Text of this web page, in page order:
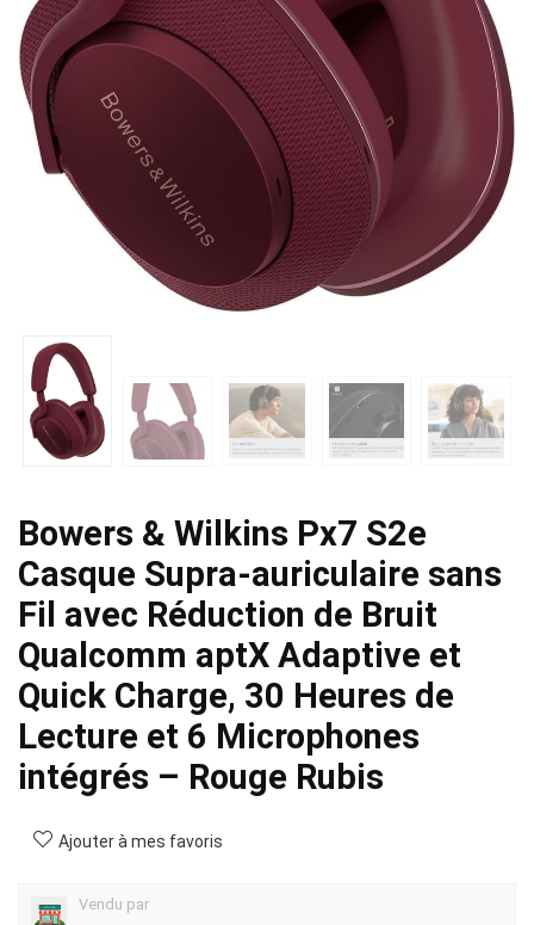
Bowers & Wilkins Px7 S2e
Casque Supra-auriculaire sans
Fil avec Réduction de Bruit
Qualcomm aptX Adaptive et
Quick Charge, 30 Heures de
Lecture et 6 Microphones
intégrés – Rouge Rubis
Ajouter à mes favoris
Vendu par